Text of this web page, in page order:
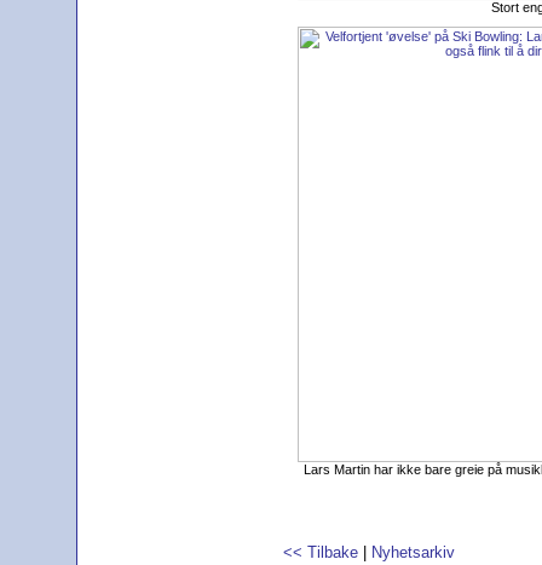
Stort
Lars Martin har ikke bare greie på
<< Tilbake Nyhetsarkiv